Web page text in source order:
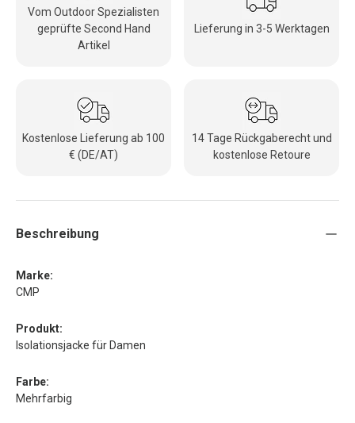
Vom Outdoor Spezialisten
geprüfte Second Hand
Artikel
Lieferung in 3-5 Werktagen
Kostenlose Lieferung ab 100
€ (DE/AT)
14 Tage Rückgaberecht und
kostenlose Retoure
Beschreibung
Marke:
CMP
Produkt:
Isolationsjacke für Damen
Farbe:
Mehrfarbig